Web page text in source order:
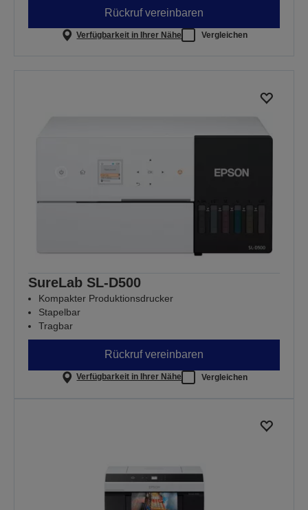
Rückruf vereinbaren
Verfügbarkeit in Ihrer Nähe Vergleichen
SureLab SL-D500
Kompakter Produktionsdrucker
Stapelbar
Tragbar
Rückruf vereinbaren
Verfügbarkeit in Ihrer Nähe Vergleichen